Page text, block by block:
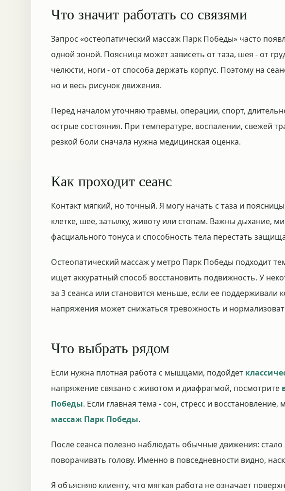
Что значит работать со связями
Запрос «остеопатический массаж Парк Победы» часто
одной зоной. Поясница может зависеть от таза, шея - от
челюсти, ноги - от способа держать корпус. Поэтому на
но и весь рисунок движения.
Перед началом уточняю травмы, операции, спорт,
острые состояния. При температуре, воспалении, свежей
резкой боли сначала нужна медицинская оценка.
Как проходит сеанс
Контакт мягкий, но точный. Я могу начать с таза и
клетке, шее, затылку, животу или стопам. Важны дыхание,
фасциального тонуса и способность тела перестать
Остеопатический массаж у метро Парк Победы подходит
ищет аккуратный способ восстановить подвижность. У
за 3 сеанса или становится меньше, если ее
напряжения может снижаться тревожность и
Что выбрать рядом
Если нужна плотная работа с мышцами, подойдет
напряжение связано с животом и диафрагмой, посмотрите
Победы. Если главная тема - сон, стресс и
массаж Парк Победы.
После сеанса полезно наблюдать обычные движения: стало
поворачивать голову. Именно в повседневности видно,
Я объясняю клиенту, что мягкая работа не означает